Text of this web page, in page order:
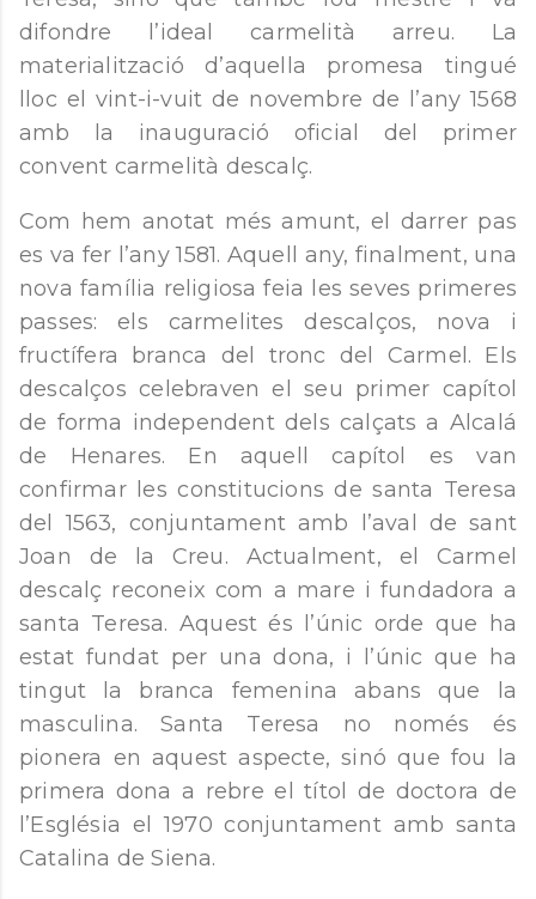
difondre l’ideal carmelità arreu. La
materialització d’aquella promesa tingué
lloc el vint-i-vuit de novembre de l’any 1568
amb la inauguració oficial del primer
convent carmelità descalç.
Com hem anotat més amunt, el darrer pas
es va fer l’any 1581. Aquell any, finalment, una
nova família religiosa feia les seves primeres
passes: els carmelites descalços, nova i
fructífera branca del tronc del Carmel. Els
descalços celebraven el seu primer capítol
de forma independent dels calçats a Alcalá
de Henares. En aquell capítol es van
confirmar les constitucions de santa Teresa
del 1563, conjuntament amb l’aval de sant
Joan de la Creu. Actualment, el Carmel
descalç reconeix com a mare i fundadora a
santa Teresa. Aquest és l’únic orde que ha
estat fundat per una dona, i l’únic que ha
tingut la branca femenina abans que la
masculina. Santa Teresa no només és
pionera en aquest aspecte, sinó que fou la
primera dona a rebre el títol de doctora de
l’Església el 1970 conjuntament amb santa
Catalina de Siena.